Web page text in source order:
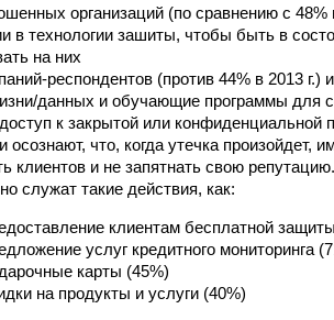
организаций (по сравнению с
в технологии зашиты, чтобы быть в
на них
респондентов (против 44% в 2013
данных и обучающие программы для
к закрытой или конфиденциальной
осознают, что, когда утечка
клиентов и не запятнать свою
служат такие действия, как:
клиентам бесплатной
услуг кредитного мониторинга
карты (45%)
на продукты и услуги (40%)